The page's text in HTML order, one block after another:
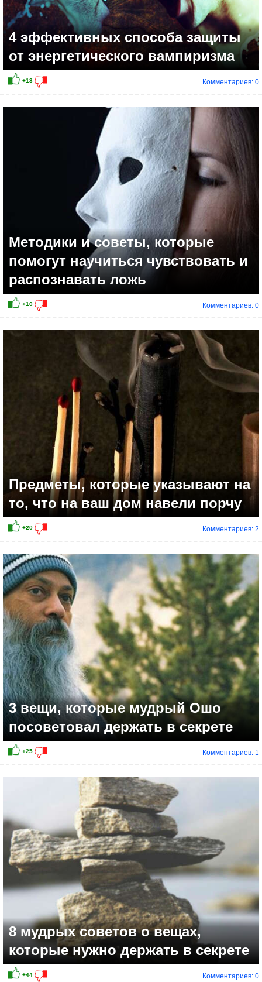
4 эффективных способа защиты
от энергетического вампиризма
Комментариев: 0
Методики и советы, которые
помогут научиться чувствовать и
распознавать ложь
Комментариев: 0
Предметы, которые указывают на
то, что на ваш дом навели порчу
Комментариев: 2
3 вещи, которые мудрый Ошо
посоветовал держать в секрете
Комментариев: 1
8 мудрых советов о вещах,
которые нужно держать в секрете
Комментариев: 0